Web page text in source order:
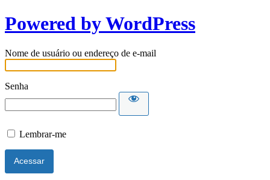
Powered by WordPress
Nome de usuário ou endereço de e-mail
Senha
Lembrar-me